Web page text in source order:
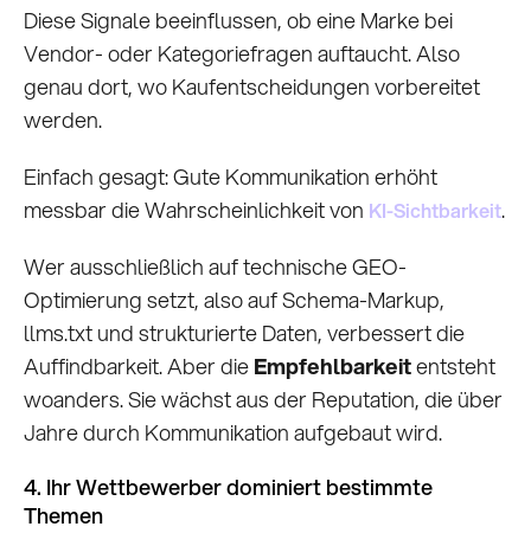
Diese Signale beeinflussen, ob eine Marke bei
Vendor- oder Kategoriefragen auftaucht. Also
genau dort, wo Kaufentscheidungen vorbereitet
werden.
Einfach gesagt: Gute Kommunikation erhöht
messbar die Wahrscheinlichkeit von KI-Sichtbarkeit.
Wer ausschließlich auf technische GEO-
Optimierung setzt, also auf Schema-Markup,
llms.txt und strukturierte Daten, verbessert die
Auffindbarkeit. Aber dieEmpfehlbarkeitentsteht
woanders. Sie wächst aus der Reputation, die über
Jahre durch Kommunikation aufgebaut wird.
4. Ihr Wettbewerber dominiert bestimmte
Themen